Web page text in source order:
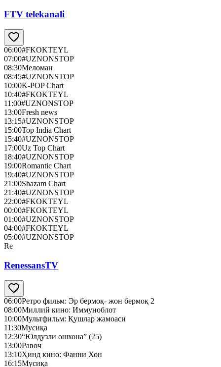
FTV telekanali
06:00#FKOKTEYL
07:00#UZNONSTOP
08:30Меломан
08:45#UZNONSTOP
10:00K-POP Chart
10:40#FKOKTEYL
11:00#UZNONSTOP
13:00Fresh news
13:15#UZNONSTOP
15:00Top India Chart
15:40#UZNONSTOP
17:00Uz Top Chart
18:40#UZNONSTOP
19:00Romantic Chart
19:40#UZNONSTOP
21:00Shazam Chart
21:40#UZNONSTOP
22:00#FKOKTEYL
00:00#FKOKTEYL
01:00#UZNONSTOP
04:00#FKOKTEYL
05:00#UZNONSTOP
Re
RenessansTV
06:00Ретро фильм: Эр бермоқ- жон бермоқ 2
08:00Миллий кино: Иммуноблот
10:00Мультфильм: Қушлар жамоаси
11:30Мусиқа
12:30“Юлдузли ошхона” (25)
13:00Равоч
13:10Ҳинд кино: Фанни Хон
16:15Мусиқа